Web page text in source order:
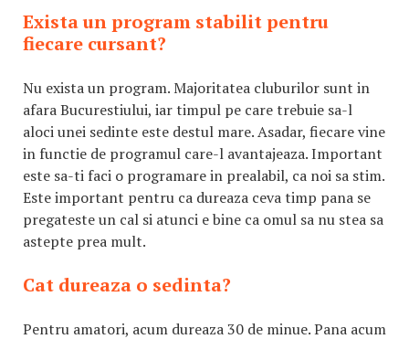
Exista un program stabilit pentru
fiecare cursant?
Nu exista un program. Majoritatea cluburilor sunt in
afara Bucurestiului, iar timpul pe care trebuie sa-l
aloci unei sedinte este destul mare. Asadar, fiecare vine
in functie de programul care-l avantajeaza. Important
este sa-ti faci o programare in prealabil, ca noi sa stim.
Este important pentru ca dureaza ceva timp pana se
pregateste un cal si atunci e bine ca omul sa nu stea sa
astepte prea mult.
Cat dureaza o sedinta?
Pentru amatori, acum dureaza 30 de minue. Pana acum